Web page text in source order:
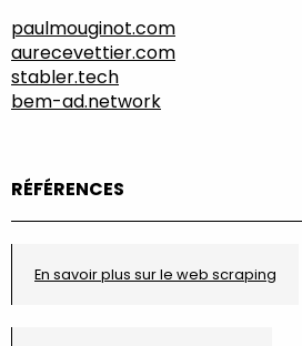
paulmouginot.com
aurecevettier.com
stabler.tech
bem-ad.network
RÉFÉRENCES
En savoir plus sur le web scraping